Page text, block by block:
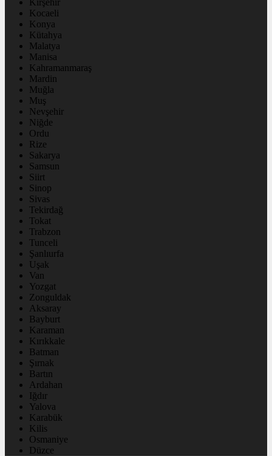
Kırşehir
Kocaeli
Konya
Kütahya
Malatya
Manisa
Kahramanmaraş
Mardin
Muğla
Muş
Nevşehir
Niğde
Ordu
Rize
Sakarya
Samsun
Siirt
Sinop
Sivas
Tekirdağ
Tokat
Trabzon
Tunceli
Şanlıurfa
Uşak
Van
Yozgat
Zonguldak
Aksaray
Bayburt
Karaman
Kırıkkale
Batman
Şırnak
Bartın
Ardahan
Iğdır
Yalova
Karabük
Kilis
Osmaniye
Düzce